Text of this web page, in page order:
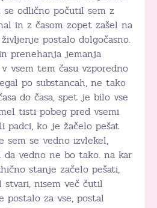
se odlično počutil sem z
in z časom zopet zašel na
postalo dolgočasno.
prenehanja jemanja
vsem tem času vzporedno
po substancah, ne tako
do časa, spet je bilo vse
tisti pobeg pred vsemi
padci, ko je žačelo pešat
sem se vedno izvlekel,
da vedno ne bo tako. na kar
stanje začelo pešati,
stvari, nisem več čutil
postalo za vse, postal